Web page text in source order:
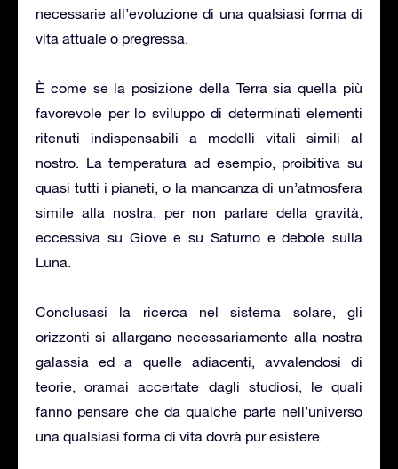
necessarie all’evoluzione di una qualsiasi forma di
vita attuale o pregressa.
È come se la posizione della Terra sia quella più
favorevole per lo sviluppo di determinati elementi
ritenuti indispensabili a modelli vitali simili al
nostro. La temperatura ad esempio, proibitiva su
quasi tutti i pianeti, o la mancanza di un’atmosfera
simile alla nostra, per non parlare della gravità,
eccessiva su Giove e su Saturno e debole sulla
Luna.
Conclusasi la ricerca nel sistema solare, gli
orizzonti si allargano necessariamente alla nostra
galassia ed a quelle adiacenti, avvalendosi di
teorie, oramai accertate dagli studiosi, le quali
fanno pensare che da qualche parte nell’universo
una qualsiasi forma di vita dovrà pur esistere.